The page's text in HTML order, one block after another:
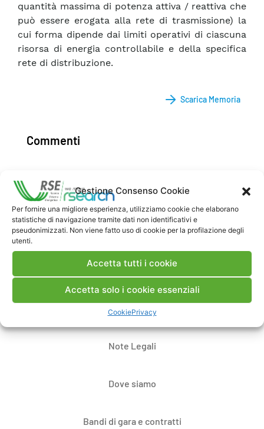
Gestione Consenso Cookie
Per fornire una migliore esperienza, utilizziamo cookie che elaborano
statistiche di navigazione tramite dati non identificativi e
pseudonimizzati. Non viene fatto uso di cookie per la profilazione degli
utenti.
Accetta tutti i cookie
Accetta solo i cookie essenziali
CookiePrivacy
quantità massima di potenza attiva / reattiva che
può essere erogata alla rete di trasmissione) la
cui forma dipende dai limiti operativi di ciascuna
risorsa di energia controllabile e della specifica
rete di distribuzione.
Scarica Memoria
Commenti
Pubblica un commento
Contatti
Note Legali
Dove siamo
Bandi di gara e contratti